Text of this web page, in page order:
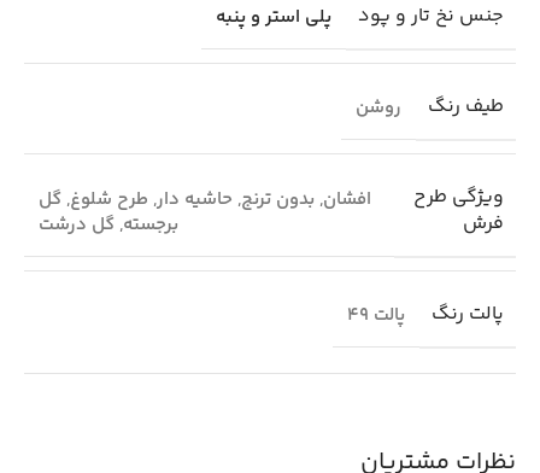
جنس نخ تار و پود پلی استر و پنبه
طیف رنگ روشن
ویژگی طرح
فرش
افشان, بدون ترنج, حاشیه دار, طرح شلوغ, گل
برجسته, گل درشت
پالت رنگ پالت 49
نظرات مشتریان